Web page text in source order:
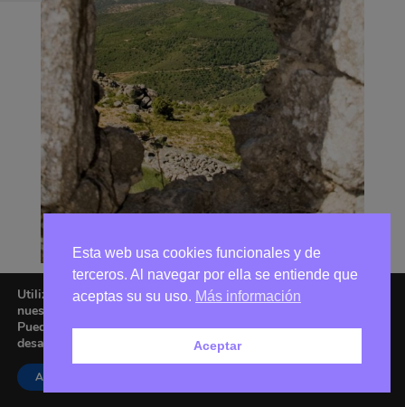
Asociación Amigos de La Adrada © 2026 - Email:
amigoslaadrada@gmail.com
Utilizamos cookies para ofrecerte la mejor experiencia en
nuestra web.
Puedes aprender más sobre qué cookies utilizamos o
desactivarlas en los
Aceptar
Esta web usa cookies funcionales y de
terceros. Al navegar por ella se entiende que
aceptas su su uso. Más información
Aceptar